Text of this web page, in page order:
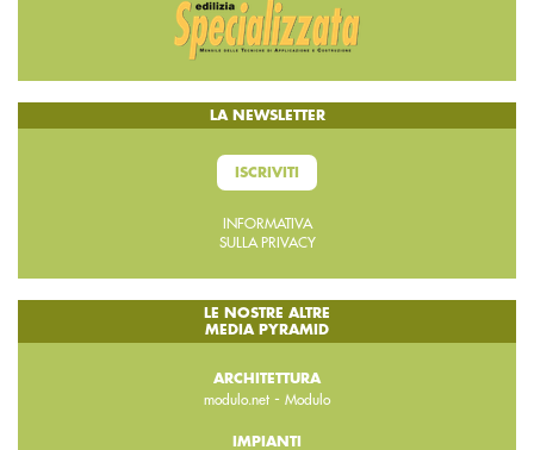
LA NEWSLETTER
ISCRIVITI
INFORMATIVA
SULLA PRIVACY
LE NOSTRE ALTRE
MEDIA PYRAMID
ARCHITETTURA
modulo.net - Modulo
IMPIANTI